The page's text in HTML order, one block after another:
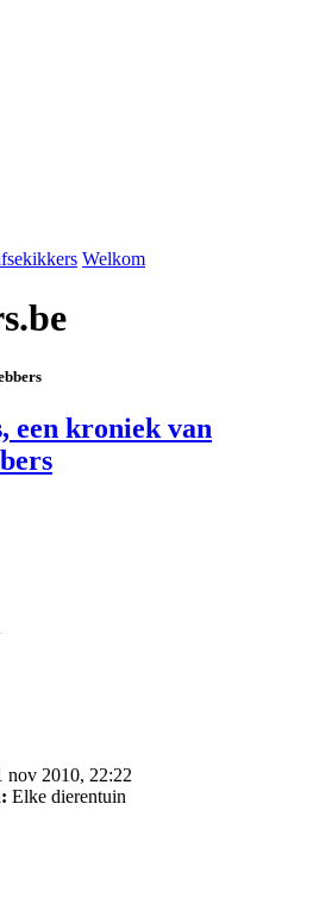
Welkom
een kroniek van
nov 2010, 22:22
Elke dierentuin